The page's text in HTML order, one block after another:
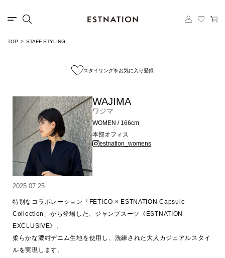
TOP STAFF STYLING
スタイリングをお気に入り登録
WAJIMA
ワジマ
WOMEN / 166cm
本部オフィス
estnation_womens
2025.07.25
特別なコラボレーション「FETICO × ESTNATION Capsule
Collection」から登場した、ジャンプスーツ《ESTNATION
EXCLUSIVE》。
柔らかな濃紺デニム生地を使用し、洗練された大人カジュアルスタイ
ルを実現します。